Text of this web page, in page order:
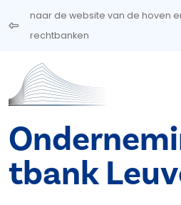
Overslaan en naar de inhoud
naar de website van de hoven
rechtbanken
tbank